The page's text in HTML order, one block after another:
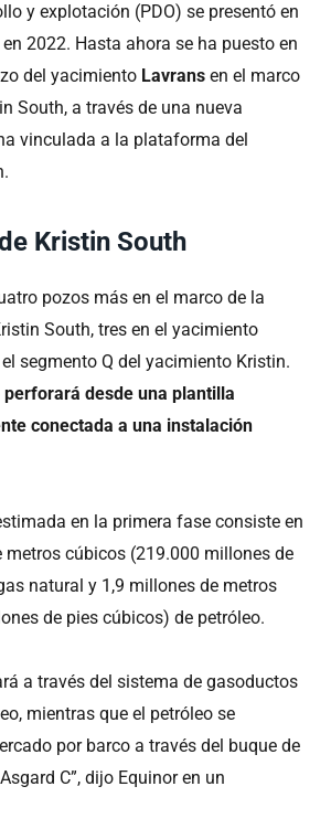
y explotación (PDO) se presentó en
2022. Hasta ahora se ha puesto en
del yacimiento Lavrans en el marco
South, a través de una nueva
vinculada a la plataforma del
Kristin South
pozos más en el marco de la
South, tres en el yacimiento
segmento Q del yacimiento Kristin.
perforará desde una plantilla
conectada a una instalación
en la primera fase consiste en
metros cúbicos (219.000 millones de
natural y 1,9 millones de metros
de pies cúbicos) de petróleo.
a través del sistema de gasoductos
mientras que el petróleo se
por barco a través del buque de
C”, dijo Equinor en un